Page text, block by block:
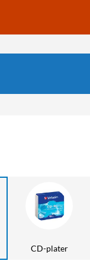
CD-plater